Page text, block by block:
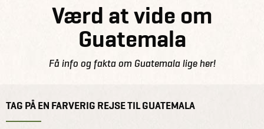
Værd at vide om
Guatemala
Få info og fakta om Guatemala lige her!
TAG PÅ EN FARVERIG REJSE TIL GUATEMALA